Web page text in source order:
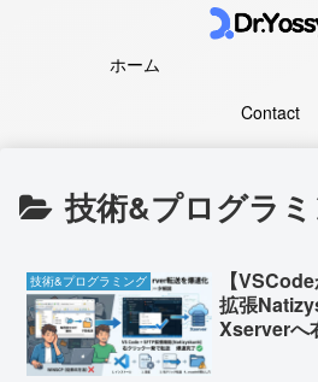
ホーム
Contact
技術&プログラ
技術&プログラミング
【
拡張
Xserverへ